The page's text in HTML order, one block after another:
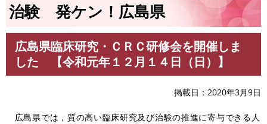
治験 発ケン！広島県
広島県臨床研究・ＣＲＣ研修会を開催しま
した 【令和元年１２月１４日（日）】
掲載日 2020年3月9日
広島県では，質の高い臨床研究及び治験の推進に寄与できる人